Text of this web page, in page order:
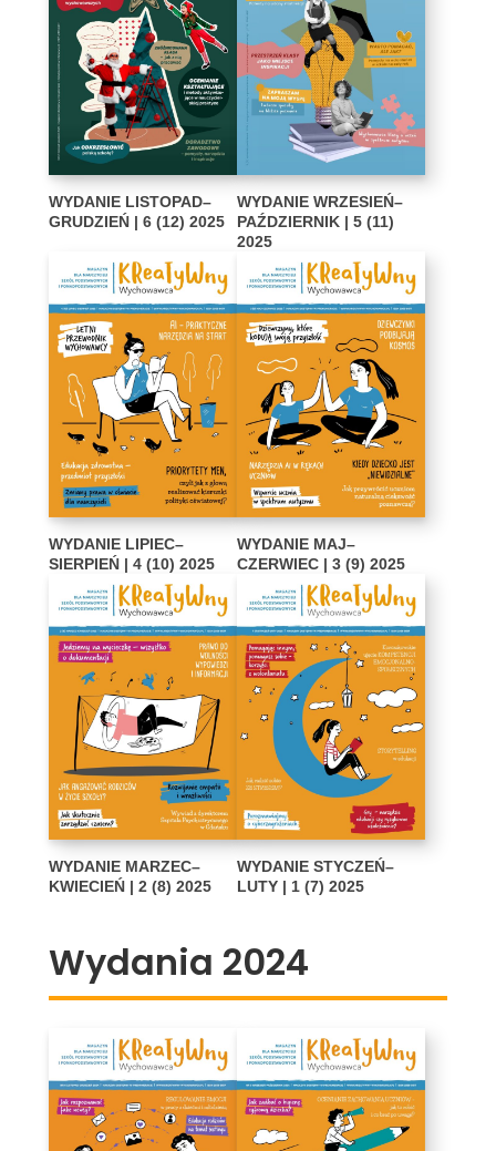
WYDANIE LISTOPAD–
GRUDZIEŃ | 6 (12) 2025
WYDANIE WRZESIEŃ–
PAŹDZIERNIK | 5 (11)
2025
WYDANIE LIPIEC–
SIERPIEŃ | 4 (10) 2025
WYDANIE MAJ–
CZERWIEC | 3 (9) 2025
WYDANIE MARZEC–
KWIECIEŃ | 2 (8) 2025
WYDANIE STYCZEŃ–
LUTY | 1 (7) 2025
Wydania 2024